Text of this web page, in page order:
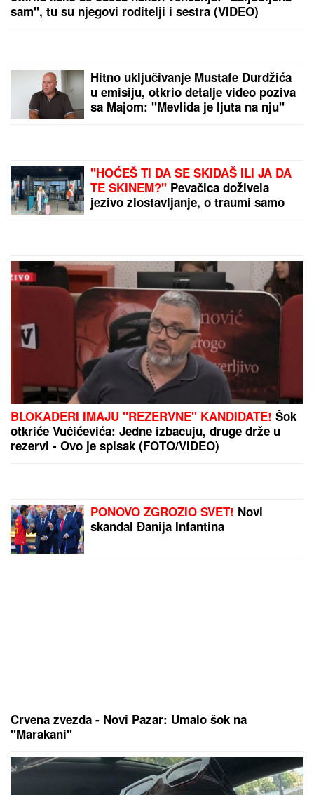
DOKTOR ČUBRILOkaže da je ovo UBEDLJIVO
IMA PREDIVNO IMANJE NA KOSOVU
I METOHIJIMilan Vasić pokazao deo
dvorišta i raznežio: Sin Despot
prohodao na Kosmetu
KRVAVI EVRIDok su Milica i Marko
mučili pekara (73) tokom intimnog